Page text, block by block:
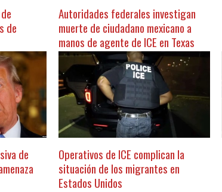
de
Autoridades federales investigan
muerte de ciudadano mexicano a
manos de agente de ICE en Texas
de
Operativos de ICE complican la
situación de los migrantes en
Estados Unidos